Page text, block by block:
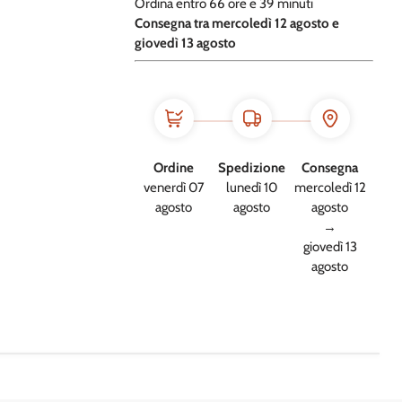
Ordina entro 66 ore e39 minuti
​Consegna tra mercoledì 12 agosto e
giovedì 13 agosto
Ordine
venerdì 07
agosto
Spedizione
lunedì 10
agosto
Consegna
mercoledì 12
agosto
→
giovedì 13
agosto